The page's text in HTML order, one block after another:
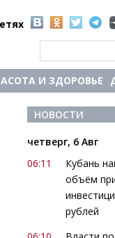
И ЗДОРОВЬЕ
НОВОСТИ
четверг, 6 Авг
06:11
Кубань
объём
рублей